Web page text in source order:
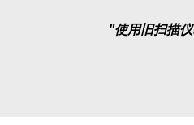
"使用旧扫描